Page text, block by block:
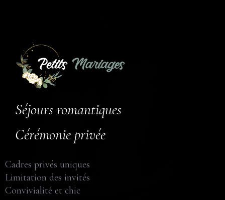
Séjours romantiques
Cérémonie privée
Cadres privés uniques
Limitation des invités
Convivialité et chic